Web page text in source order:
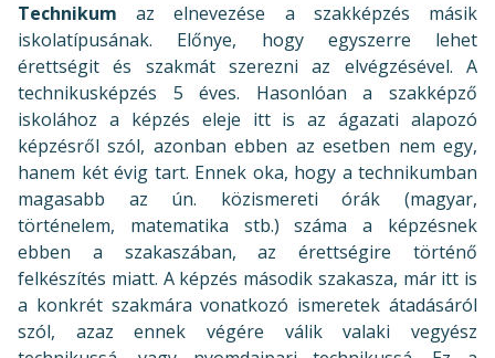
Technikum az elnevezése a szakképzés másik
iskolatípusának. Előnye, hogy egyszerre lehet
érettségit és szakmát szerezni az elvégzésével. A
technikusképzés 5 éves. Hasonlóan a szakképző
iskolához a képzés eleje itt is az ágazati alapozó
képzésről szól, azonban ebben az esetben nem egy,
hanem két évig tart. Ennek oka, hogy a technikumban
magasabb az ún. közismereti órák (magyar,
történelem, matematika stb.) száma a képzésnek
ebben a szakaszában, az érettségire történő
felkészítés miatt. A képzés második szakasza, már itt is
a konkrét szakmára vonatkozó ismeretek átadásáról
szól, azaz ennek végére válik valaki vegyész